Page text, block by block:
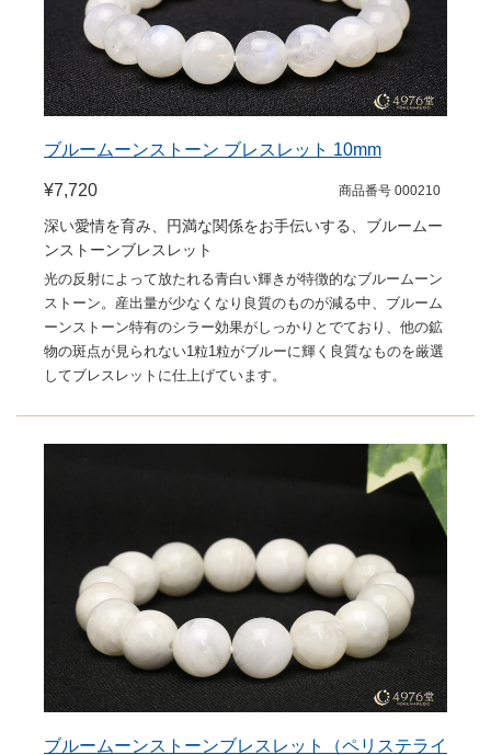
ブルームーンストーン ブレスレット 10mm
¥7,720 商品番号 000210
深い愛情を育み、円満な関係をお手伝いする、ブルームー
ンストーンブレスレット
光の反射によって放たれる青白い輝きが特徴的なブルームーン
ストーン。産出量が少なくなり良質のものが減る中、ブルーム
ーンストーン特有のシラー効果がしっかりとでており、他の鉱
物の斑点が見られない1粒1粒がブルーに輝く良質なものを厳選
してブレスレットに仕上げています。
ブルームーンストーンブレスレット（ペリステライ